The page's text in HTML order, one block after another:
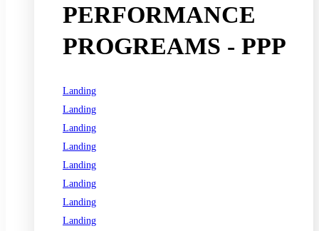
PERFORMANCE
PROGREAMS - PPP
Landing
Landing
Landing
Landing
Landing
Landing
Landing
Landing